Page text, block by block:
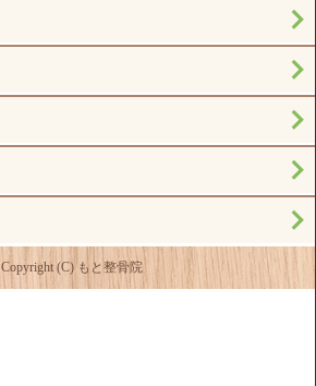
Copyright (C) もと整骨院